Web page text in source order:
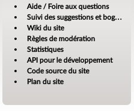
Aide / Foire aux questions
Suivi des suggestions et bogues
Wiki du site
Règles de modération
Statistiques
API pour le développement
Code source du site
Plan du site